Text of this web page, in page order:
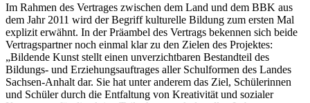
Im Rahmen des Vertrages zwischen dem Land und dem BBK aus
dem Jahr 2011 wird der Begriff kulturelle Bildung zum ersten Mal
explizit erwähnt. In der Präambel des Vertrags bekennen sich beide
Vertragspartner noch einmal klar zu den Zielen des Projektes:
„Bildende Kunst stellt einen unverzichtbaren Bestandteil des
Bildungs- und Erziehungsauftrages aller Schulformen des Landes
Sachsen-Anhalt dar. Sie hat unter anderem das Ziel, Schülerinnen
und Schüler durch die Entfaltung von Kreativität und sozialer